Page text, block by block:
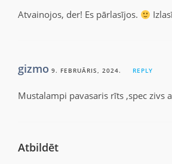
Atvainojos, der! Es pārlasījos.
gizmo 9. FEBRUĀRIS, 2024. REPLY
Mustalampi pavasaris rīts ,spec zivs
Atbildēt